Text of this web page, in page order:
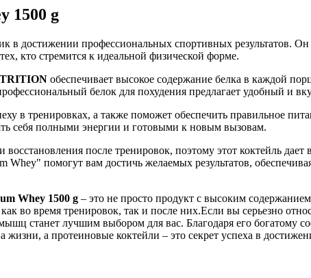
1500 g
достижении профессиональных спортивных результатов. Он
кто стремится к идеальной физической форме.
обеспечивает высокое содержание белка в каждой
белок для похудения предлагает удобный и
в тренировках, а также поможет обеспечить правильное
себя полными энергии и готовыми к новым вызовам.
после тренировок, поэтому этот коктейль
Whey" помогут вам достичь желаемых результатов,
Whey 1500 g – это не просто продукт с высоким
во время тренировок, так и после них.Если вы серьезно
станет лучшим выбором для вас. Благодаря его богатому
жизни, а протеиновые коктейли – это секрет успеха в